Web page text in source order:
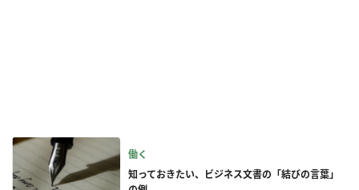
働く
知っておきたい、ビジネス文書の「結びの言葉」